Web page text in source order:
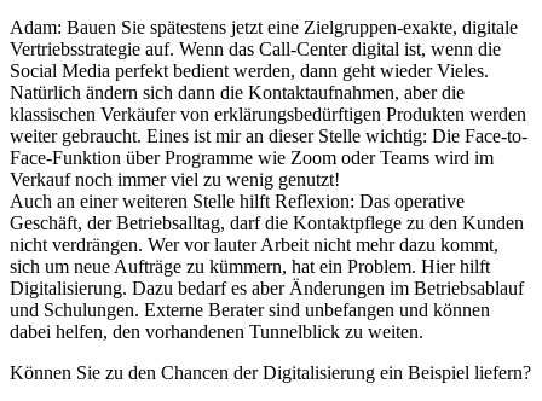
Adam: Bauen Sie spätestens jetzt eine Zielgruppen-exakte, digitale
Vertriebsstrategie auf. Wenn das Call-Center digital ist, wenn die
Social Media perfekt bedient werden, dann geht wieder Vieles.
Natürlich ändern sich dann die Kontaktaufnahmen, aber die
klassischen Verkäufer von erklärungsbedürftigen Produkten werden
weiter gebraucht. Eines ist mir an dieser Stelle wichtig: Die Face-to-
Face-Funktion über Programme wie Zoom oder Teams wird im
Verkauf noch immer viel zu wenig genutzt!
Auch an einer weiteren Stelle hilft Reflexion: Das operative
Geschäft, der Betriebsalltag, darf die Kontaktpflege zu den Kunden
nicht verdrängen. Wer vor lauter Arbeit nicht mehr dazu kommt,
sich um neue Aufträge zu kümmern, hat ein Problem. Hier hilft
Digitalisierung. Dazu bedarf es aber Änderungen im Betriebsablauf
und Schulungen. Externe Berater sind unbefangen und können
dabei helfen, den vorhandenen Tunnelblick zu weiten.
Können Sie zu den Chancen der Digitalisierung ein Beispiel liefern?